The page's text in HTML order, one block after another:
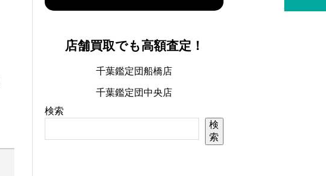
店舗買取でも高額査定！
千葉鑑定団船橋店
千葉鑑定団中央店
検索
検
索